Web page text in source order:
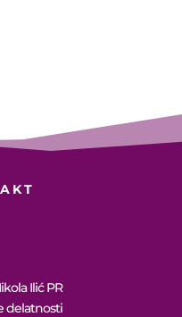
Ilić PR
delatnosti